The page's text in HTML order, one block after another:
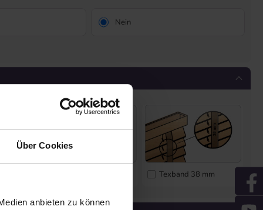
Über Cookies
anbieten zu können
Nein
Texband 38 mm